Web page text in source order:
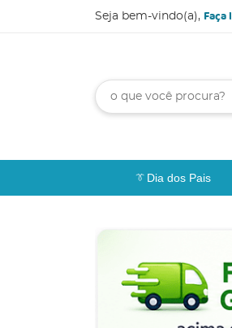
Seja bem-vindo(a),
Dia dos Pais